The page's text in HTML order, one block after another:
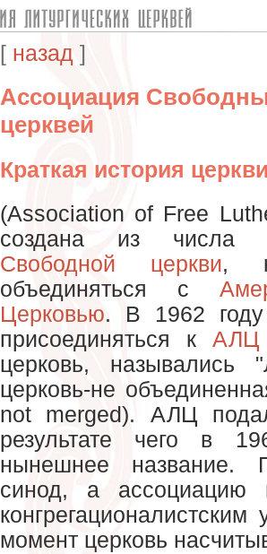
[ назад ]
Ассоциация
церквей
Краткая история
(Association of Free
создана из числа
Свободной церкви,
объединяться с
Церковью. В 1962
присоединяться кАЛЦ
церковь, назывались
церковь-не
not merged). АЛЦ
результате чего в
нынешнее название.
синод, а ассоциацию
момент церковь